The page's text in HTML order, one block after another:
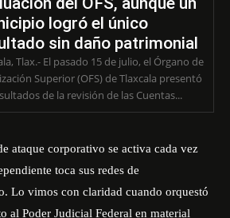
logró el único
sin daño patrimonial
Tlax.- El pasado 15 de julio, el Órgano de
Superior (OFS) de Tlaxcala presentó
de la revisión de las Cuentas...
ataque corporativo se activa cada vez
toca sus redes de
Lo vimos con claridad cuando orquestó
al Poder Judicial Federal en material